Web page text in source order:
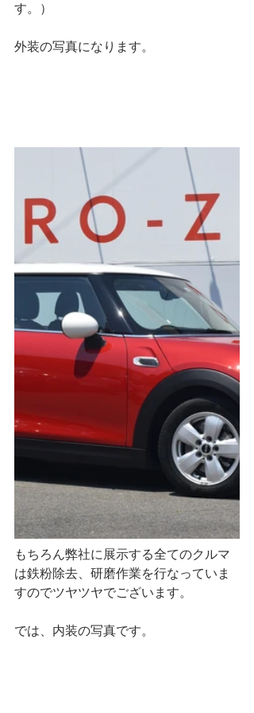
す。）
外装の写真になります。
もちろん弊社に展示する全てのクルマ
は鉄粉除去、研磨作業を行なっていま
すのでツヤツヤでございます。
では、内装の写真です。